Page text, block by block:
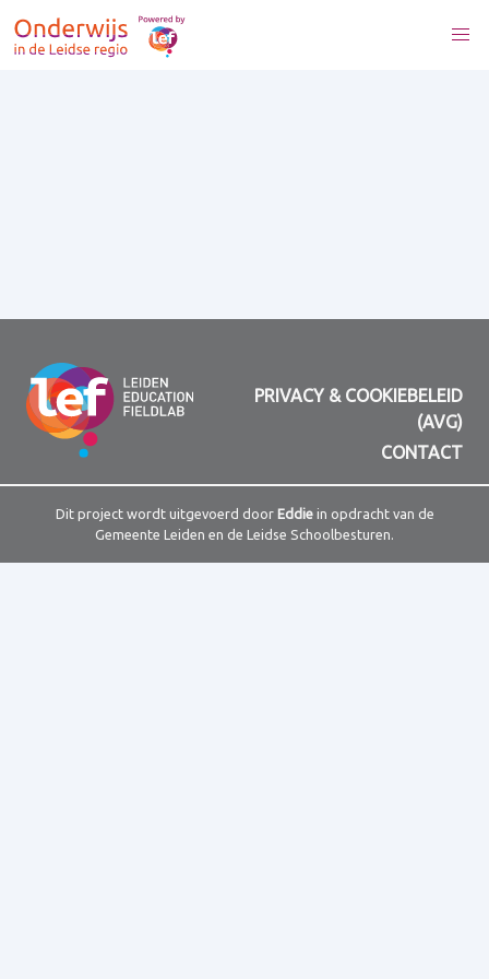
PRIVACY & COOKIEBELEID
(AVG)
CONTACT
Dit project wordt uitgevoerd door Eddiein opdracht van de
Gemeente Leiden en de Leidse Schoolbesturen.